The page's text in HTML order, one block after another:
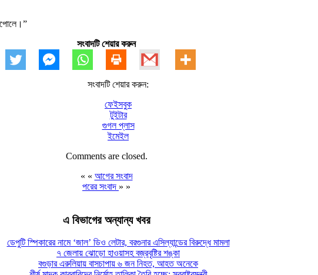
সংবাদটি শেয়ার করুন
সংবাদটি শেয়ার করুন:
ফেইসবুক
টুইটার
গুগল প্লাস
ইমেইল
Comments are closed.
« « আগের সংবাদ
পরের সংবাদ » »
এ বিভাগের অন্যান্য খবর
ডেপুটি স্পিকারের নামে ‘জাল’ ডিও লেটার, বরগুনার এসিল্যান্ডের বিরুদ্ধে মামলা
৭ জেলায় ঝোড়ো হাওয়াসহ বজ্রবৃষ্টির শঙ্কা
বগুড়ার এরুলিয়ায় বাসচাপায় ৬ জন নিহত, আহত অনেকে